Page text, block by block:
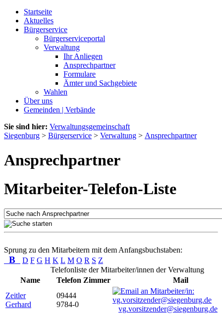
Startseite
Aktuelles
Bürgerservice
Bürgerserviceportal
Verwaltung
Ihr Anliegen
Ansprechpartner
Formulare
Ämter und Sachgebiete
Wahlen
Über uns
Gemeinden | Verbände
Sie sind hier: Verwaltungsgemeinschaft
Siegenburg > Bürgerservice > Verwaltung > Ansprechpartner
Ansprechpartner
Mitarbeiter-Telefon-Liste
Sprung zu den Mitarbeitern mit dem Anfangsbuchstaben:
B D F G H K L M O R S Z
Telefonliste der Mitarbeiter/innen der Verwaltung
Name
Telefon Zimmer
Mail
Zeitler
Gerhard
09444
9784-0
vg.vorsitzender@siegenburg.de